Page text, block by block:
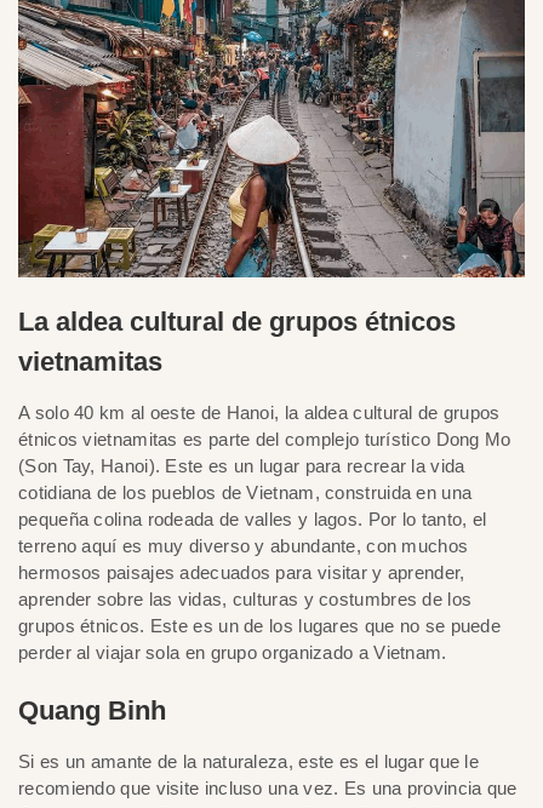
La aldea cultural de grupos étnicos
vietnamitas
A solo 40 km al oeste de Hanoi, la aldea cultural de grupos
étnicos vietnamitas es parte del complejo turístico Dong Mo
(Son Tay, Hanoi). Este es un lugar para recrear la vida
cotidiana de los pueblos de Vietnam, construida en una
pequeña colina rodeada de valles y lagos. Por lo tanto, el
terreno aquí es muy diverso y abundante, con muchos
hermosos paisajes adecuados para visitar y aprender,
aprender sobre las vidas, culturas y costumbres de los
grupos étnicos. Este es un de los lugares que no se puede
perder al viajar sola en grupo organizado a Vietnam.
Quang Binh
Si es un amante de la naturaleza, este es el lugar que le
recomiendo que visite incluso una vez. Es una provincia que